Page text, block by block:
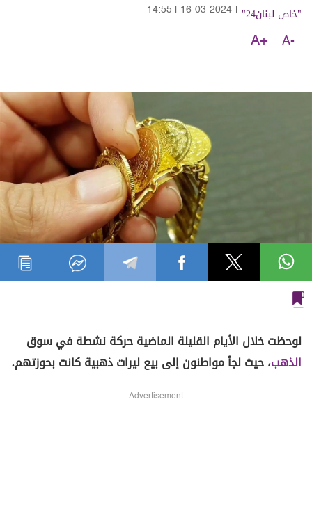
"خاص لبنان24" 16-03-2024
14:55
A-
A+
لوحظت خلال الأيام القليلة الماضية حركة نشطة في سوق
الذهب، حيث لجأ مواطنون إلى بيع ليرات ذهبية كانت بحوزتهم.
Advertisement